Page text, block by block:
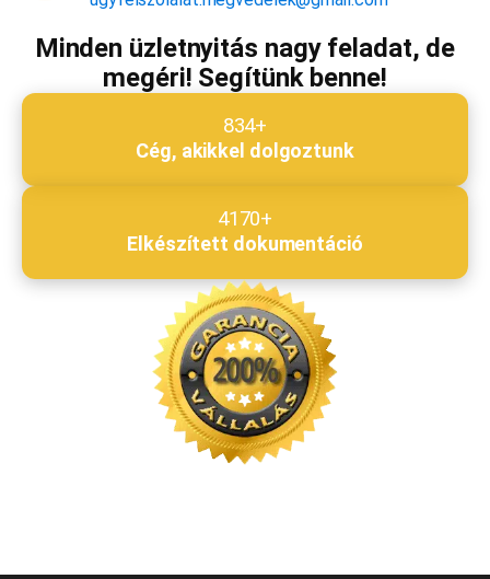
Megjegyzés*
Minden üzletnyitás nagy feladat, de
megéri! Segítünk benne!
834+
Cég, akikkel dolgoztunk
4170+
Elkészített dokumentáció